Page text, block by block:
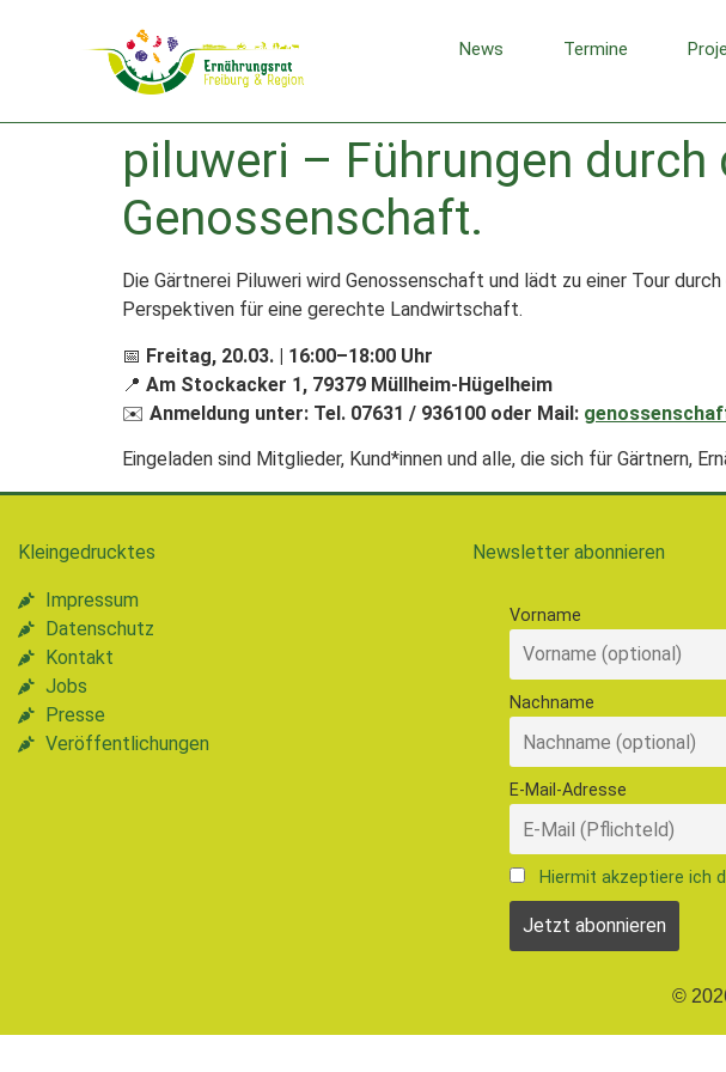
News Termine
piluweri – Führungen
Genossenschaft.
Die Gärtnerei Piluweri wird Genossenschaft und lädt zu einer Tour
Perspektiven für eine gerechte Landwirtschaft.
📅 Freitag, 20.03. | 16:00–18:00 Uhr
📍 Am Stockacker 1, 79379 Müllheim-Hügelheim
✉️ Anmeldung unter: Tel. 07631 / 936100 oder Mail:
Eingeladen sind Mitglieder, Kund*innen und alle, die sich für Gärtnern,
Kleingedrucktes
Impressum
Datenschutz
Kontakt
Jobs
Presse
Veröffentlichungen
Newsletter abonnieren
Vorname
Nachname
E-Mail-Adresse
Hiermit akzeptiere ich
©